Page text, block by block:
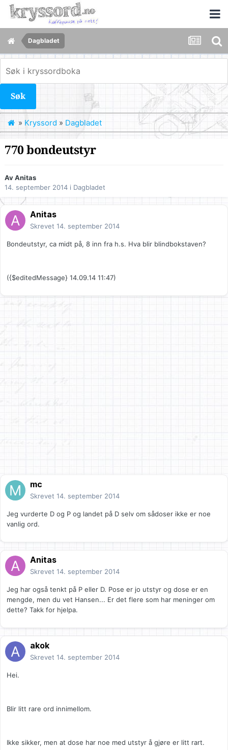
Dagbladet
Søk
» Kryssord » Dagbladet
770 bondeutstyr
AvAnitas
14. september 2014 i Dagbladet
Anitas
Skrevet 14. september 2014
Bondeutstyr, ca midt på, 8 inn fra h.s. Hva blir blindbokstaven?
({$editedMessage} 14.09.14 11:47)
mc
Skrevet 14. september 2014
Jeg vurderte D og P og landet på D selv om sådoser ikke er noe
vanlig ord.
Anitas
Skrevet 14. september 2014
Jeg har også tenkt på P eller D. Pose er jo utstyr og dose er en
mengde, men du vet Hansen... Er det flere som har meninger om
dette? Takk for hjelpa.
akok
Skrevet 14. september 2014
Hei.
Blir litt rare ord innimellom.
Ikke sikker, men at dose har noe med utstyr å gjøre er litt rart.